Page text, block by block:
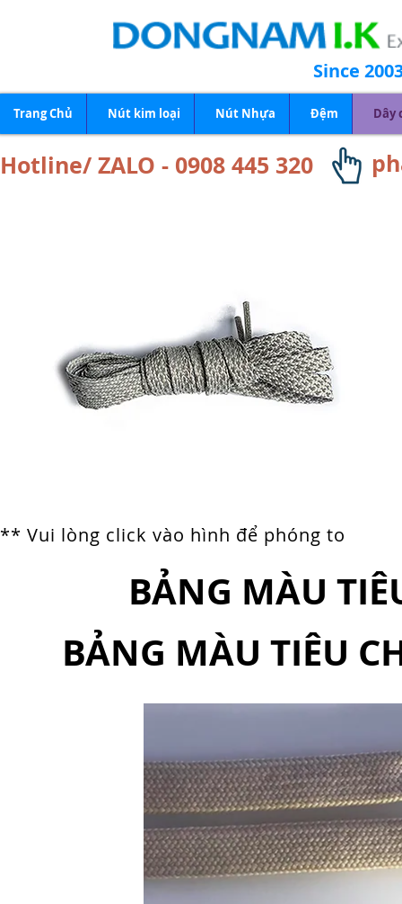
Since
Trang Chủ Nút kim loại Nút Nhựa Đệm Dây
Hotline/ ZALO - 0908 445 320
** Vui lòng click vào hình để phóng to
BẢNG MÀU
BẢNG MÀU TIÊU